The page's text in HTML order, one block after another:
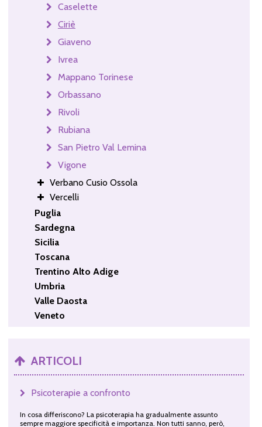
Caselette
Ciriè
Giaveno
Ivrea
Mappano Torinese
Orbassano
Rivoli
Rubiana
San Pietro Val Lemina
Vigone
Verbano Cusio Ossola
Vercelli
Puglia
Sardegna
Sicilia
Toscana
Trentino Alto Adige
Umbria
Valle Daosta
Veneto
ARTICOLI
Psicoterapie a confronto
In cosa differiscono? La psicoterapia ha gradualmente assunto
sempre maggiore specificità e importanza. Non tutti sanno, però,